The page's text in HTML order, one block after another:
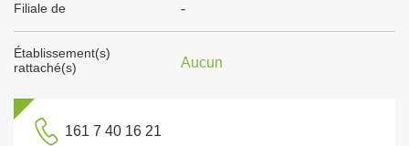
Filiale de -
Établissement(s)
rattaché(s)
Aucun
161 7 40 16 21